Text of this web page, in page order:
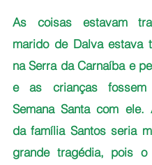
As coisas estavam
marido de Dalva estava
na Serra da Carnaíba e
e as crianças
Semana Santa com ele.
da família Santos seria
grande tragédia, pois